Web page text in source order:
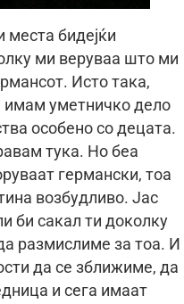
места бидејќи
ми веруваа што ми
Исто така,
имам уметничко дело
особено со децата.
тука. Но беа
германски, тоа
возбудливо. Јас
би сакал ти доколку
размислиме за тоа. И
да се зближиме, да
и сега имаат